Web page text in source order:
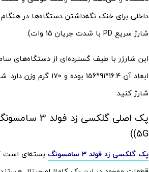
داخلی برای خنک نگه‌داشتن دستگاه‌ها در
شارژ سریع PD با شدت جریان 15 وات).
ابعاد آن
شارژ کنید.
5G))
پک گلکسی زد فولد 3 سامسونگ
بسته‌ای است